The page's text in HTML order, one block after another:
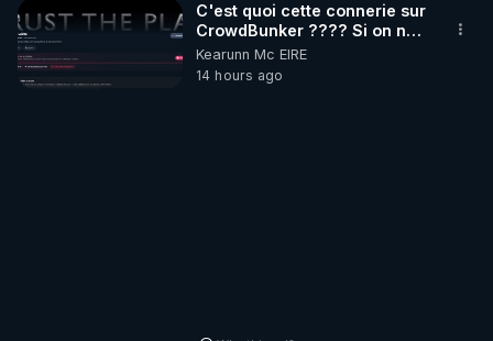
C'est quoi cette connerie sur
CrowdBunker ???? Si on ne
peut plus publier, c'est un
peu de la censure. Ne payez
pas les boucliers pour voir
Kearunn Mc EIRE
14 hours ago